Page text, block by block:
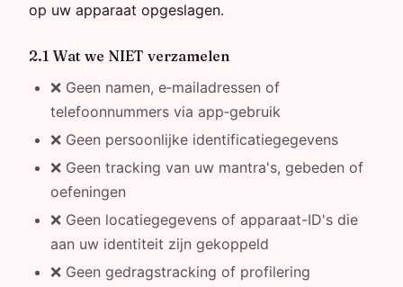
op uw apparaat opgeslagen.
2.1 Wat we NIET verzamelen
❌ Geen namen, e‑mailadressen of
telefoonnummers via app‑gebruik
❌ Geen persoonlijke identificatiegegevens
❌ Geen tracking van uw mantra's, gebeden of
oefeningen
❌ Geen locatiegegevens of apparaat-ID's die
aan uw identiteit zijn gekoppeld
❌ Geen gedragstracking of profilering